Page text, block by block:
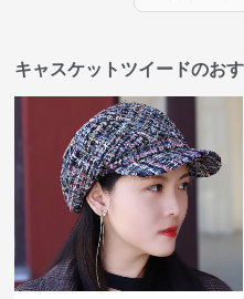
キャスケットツイードのお